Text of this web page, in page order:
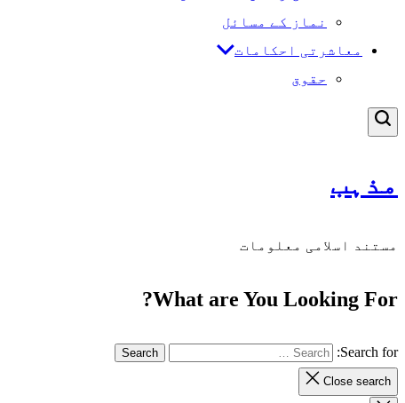
نماز کے مسائل
معاشرتی احکامات
حقوق
مذہب
مستند اسلامی معلومات
What are You Looking For?
Search for:
Close search